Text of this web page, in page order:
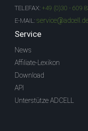
TELEFAX: +49 (0)30 - 609
E-MAIL:
Service
News
Affiliate-Lexikon
Download
API
Unterstütze ADCELL